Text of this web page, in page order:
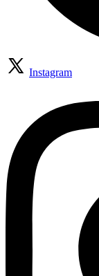
Instagram